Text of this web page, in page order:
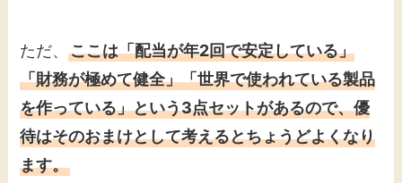
ただ、ここは「配当が年2回で安定している」
「財務が極めて健全」「世界で使われている製品
を作っている」という3点セットがあるので、優
待はそのおまけとして考えるとちょうどよくなり
ます。